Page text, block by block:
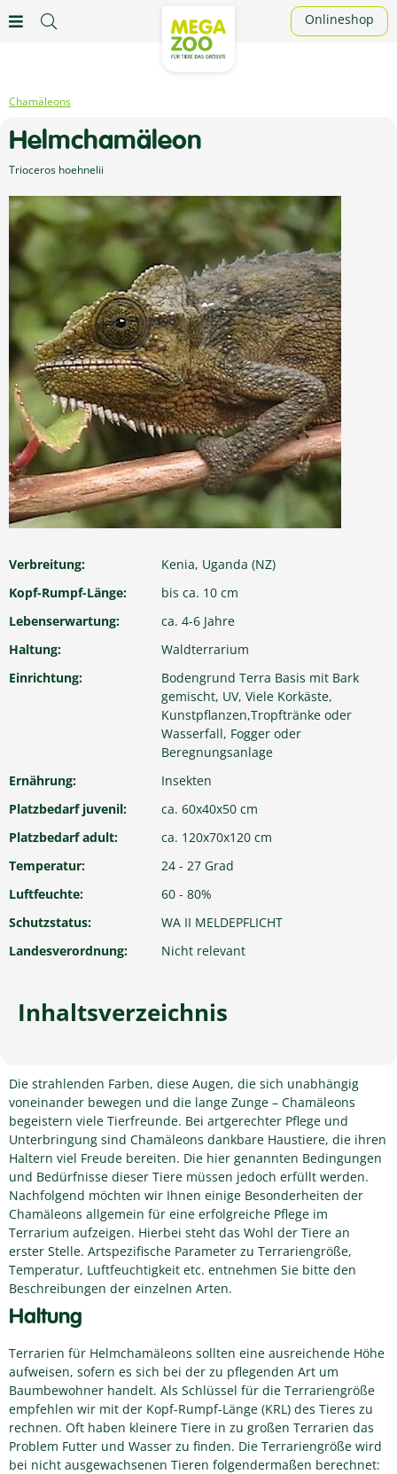
Onlineshop
Chamäleons
Helmchamäleon
Trioceros hoehnelii
Verbreitung:
Kenia, Uganda (NZ)
Kopf-Rumpf-Länge:
bis ca. 10 cm
Lebenserwartung:
ca. 4-6 Jahre
Haltung:
Waldterrarium
Einrichtung:
Bodengrund Terra Basis mit Bark
gemischt, UV, Viele Korkäste,
Kunstpflanzen,Tropftränke oder
Wasserfall, Fogger oder
Beregnungsanlage
Ernährung:
Insekten
Platzbedarf juvenil:
ca. 60x40x50 cm
Platzbedarf adult:
ca. 120x70x120 cm
Temperatur:
24 - 27 Grad
Luftfeuchte:
60 - 80%
Schutzstatus:
WA II MELDEPFLICHT
Landesverordnung:
Nicht relevant
Inhaltsverzeichnis
Die strahlenden Farben, diese Augen, die sich unabhängig
voneinander bewegen und die lange Zunge – Chamäleons
begeistern viele Tierfreunde. Bei artgerechter Pflege und
Unterbringung sind Chamäleons dankbare Haustiere, die ihren
Haltern viel Freude bereiten. Die hier genannten Bedingungen
und Bedürfnisse dieser Tiere müssen jedoch erfüllt werden.
Nachfolgend möchten wir Ihnen einige Besonderheiten der
Chamäleons allgemein für eine erfolgreiche Pflege im
Terrarium aufzeigen. Hierbei steht das Wohl der Tiere an
erster Stelle. Artspezifische Parameter zu Terrariengröße,
Temperatur, Luftfeuchtigkeit etc. entnehmen Sie bitte den
Beschreibungen der einzelnen Arten.
Haltung
Terrarien für Helmchamäleons sollten eine ausreichende Höhe
aufweisen, sofern es sich bei der zu pflegenden Art um
Baumbewohner handelt. Als Schlüssel für die Terrariengröße
empfehlen wir mit der Kopf-Rumpf-Länge (KRL) des Tieres zu
rechnen. Oft haben kleinere Tiere in zu großen Terrarien das
Problem Futter und Wasser zu finden. Die Terrariengröße wird
bei nicht ausgewachsenen Tieren folgendermaßen berechnet: